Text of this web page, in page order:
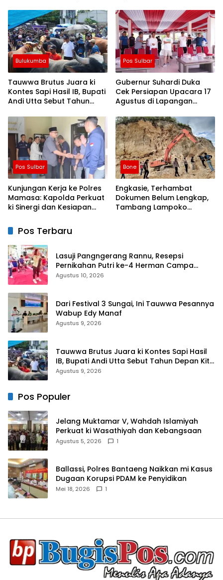
Bulukumba
Tauwwa Brutus Juara ki
Kontes Sapi Hasil IB, Bupati
Andi Utta Sebut Tahun
Lebih Besar
Pos Sulbar
Gubernur Suhardi Duka
Cek Persiapan Upacara 17
Agustus di Lapangan
Persen
Pos Sulbar
Kunjungan Kerja ke Polres
Mamasa: Kapolda Perkuat
ki Sinergi dan Kesiapan
Wilayah
Bone
Engkasie, Terhambat
Dokumen Belum Lengkap,
Tambang Lampoko
Pos Terbaru
Lasuji Pangngerang Rannu, Resepsi
Pernikahan Putri ke-4 Herman Campa
Dihadiri Seniman
Agustus 10, 2026
Dari Festival 3 Sungai, Ini Tauwwa Pesannya
Wabup Edy Manaf
Agustus 9, 2026
Tauwwa Brutus Juara ki Kontes Sapi Hasil
IB, Bupati Andi Utta Sebut Tahun Depan Kita
Bikin Skala Lebih Besar
Agustus 9, 2026
Pos Populer
Jelang Muktamar V, Wahdah Islamiyah
Perkuat ki Wasathiyah dan Kebangsaan
Agustus 5, 2026 1
Ballassi, Polres Bantaeng Naikkan mi Kasus
Dugaan Korupsi PDAM ke Penyidikan
Mei 18, 2026 1